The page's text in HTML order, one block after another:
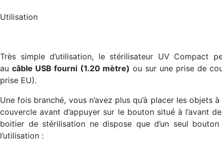
Utilisation
Très simple d’utilisation, le stérilisateur UV Compact
au câble USB fourni (1.20 mètre) ou sur une prise de
prise EU).
Une fois branché, vous n’avez plus qu’à placer les objets
couvercle avant d’appuyer sur le bouton situé à l’avant
boitier de stérilisation ne dispose que d’un seul
l’utilisation :